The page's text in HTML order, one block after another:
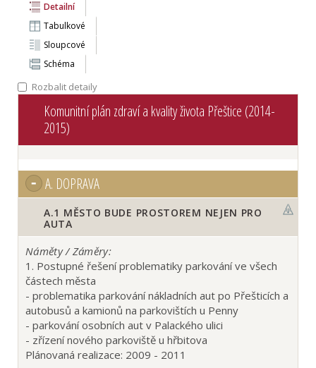
Detailní
Tabulkové
Sloupcové
Schéma
Rozbalit detaily
Komunitní plán zdraví a kvality života Přeštice (2014-
2015)
A. DOPRAVA
A.1 MĚSTO BUDE PROSTOREM NEJEN PRO
AUTA
Náměty / Záměry:
1. Postupné řešení problematiky parkování ve všech
částech města
- problematika parkování nákladních aut po Přešticích a
autobusů a kamionů na parkovištích u Penny
- parkování osobních aut v Palackého ulici
- zřízení nového parkoviště u hřbitova
Plánovaná realizace: 2009 - 2011